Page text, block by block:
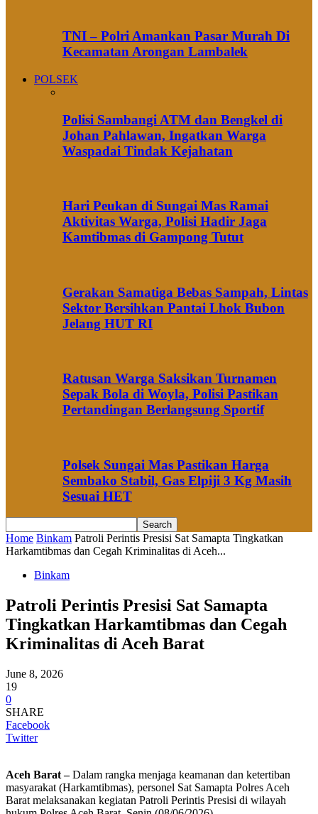
TNI – Polri Amankan Pasar Murah Di
Kecamatan Arongan Lambalek
POLSEK
Polisi Sambangi ATM dan Bengkel di
Johan Pahlawan, Ingatkan Warga
Waspadai Tindak Kejahatan
Hari Peukan di Sungai Mas Ramai
Aktivitas Warga, Polisi Hadir Jaga
Kamtibmas di Gampong Tutut
Gerakan Samatiga Bebas Sampah, Lintas
Sektor Bersihkan Pantai Lhok Bubon
Jelang HUT RI
Ratusan Warga Saksikan Turnamen
Sepak Bola di Woyla, Polisi Pastikan
Pertandingan Berlangsung Sportif
Polsek Sungai Mas Pastikan Harga
Sembako Stabil, Gas Elpiji 3 Kg Masih
Sesuai HET
Home Binkam Patroli Perintis Presisi Sat Samapta Tingkatkan
Harkamtibmas dan Cegah Kriminalitas di Aceh...
Binkam
Patroli Perintis Presisi Sat Samapta
Tingkatkan Harkamtibmas dan Cegah
Kriminalitas di Aceh Barat
June 8, 2026
19
0
SHARE
Facebook
Twitter
Aceh Barat –Dalam rangka menjaga keamanan dan ketertiban
masyarakat (Harkamtibmas), personel Sat Samapta Polres Aceh
Barat melaksanakan kegiatan Patroli Perintis Presisi di wilayah